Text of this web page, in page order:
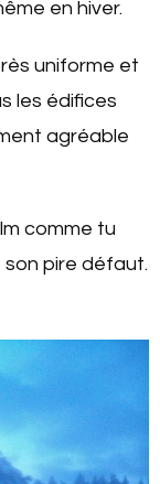
en hiver.
uniforme et
les édifices
agréable
comme tu
son pire défaut.